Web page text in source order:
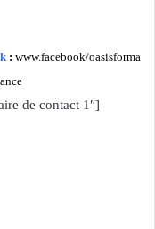
: www.facebook/oasisforma
de contact 1″]